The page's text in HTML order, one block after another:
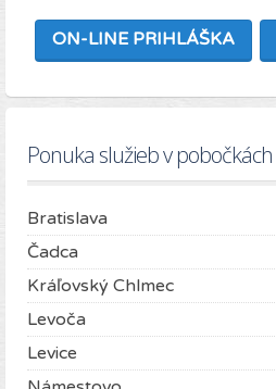
ON-LINE PRIHLÁŠKA
Ponuka služieb v pobočkách
Bratislava
Čadca
Kráľovský Chlmec
Levoča
Levice